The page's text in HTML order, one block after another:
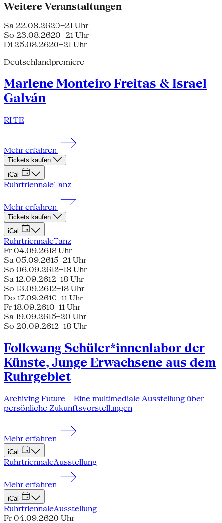
Weitere Veranstaltungen
Sa 22.08.2620–21 Uhr
So 23.08.2620–21 Uhr
Di 25.08.2620–21 Uhr
Deutschlandpremiere
Marlene Monteiro Freitas & Israel
Galván
RI TE
Mehr erfahren
Tickets kaufen
iCal
RuhrtriennaleTanz
Mehr erfahren
Tickets kaufen
iCal
RuhrtriennaleTanz
Fr 04.09.2618 Uhr
Sa 05.09.2615–21 Uhr
So 06.09.2612–18 Uhr
Sa 12.09.2612–18 Uhr
So 13.09.2612–18 Uhr
Do 17.09.2610–11 Uhr
Fr 18.09.2610–11 Uhr
Sa 19.09.2615–20 Uhr
So 20.09.2612–18 Uhr
Folkwang Schüler*innenlabor der
Künste, Junge Erwachsene aus dem
Ruhrgebiet
Archiving Future – Eine multimediale Ausstellung über
persönliche Zukunftsvorstellungen
Mehr erfahren
iCal
RuhrtriennaleAusstellung
Mehr erfahren
iCal
RuhrtriennaleAusstellung
Fr 04.09.2620 Uhr